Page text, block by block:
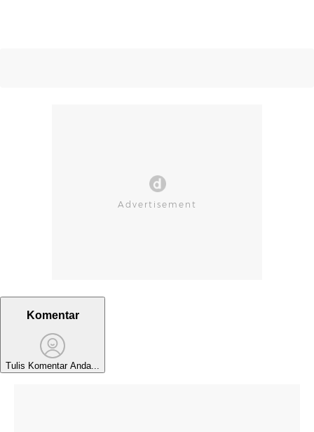
Komentar
Tulis Komentar Anda...